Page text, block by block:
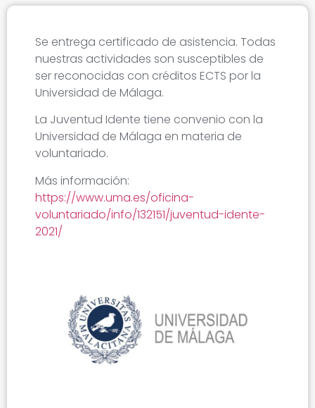
Se entrega certificado de asistencia. Todas
nuestras actividades son susceptibles de
ser reconocidas con créditos ECTS por la
Universidad de Málaga.
La Juventud Idente tiene convenio con la
Universidad de Málaga en materia de
voluntariado.
Más información:
https://www.uma.es/oficina-
voluntariado/info/132151/juventud-idente-
2021/